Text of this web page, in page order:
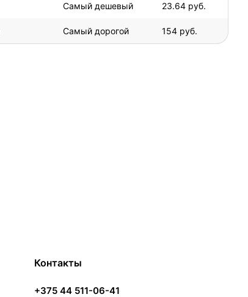
Самый дешевый 23.64 руб.
Самый дорогой 154 руб.
Контакты
+375 44 511-06-41